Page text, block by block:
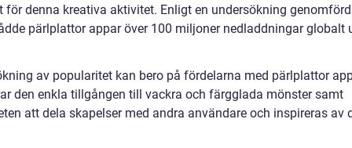
för denna kreativa aktivitet. Enligt en undersökning
pärlplattor appar över 100 miljoner nedladdningar globalt
av popularitet kan bero på fördelarna med pärlplattor
den enkla tillgången till vackra och färgglada mönster samt
att dela skapelser med andra användare och inspireras av